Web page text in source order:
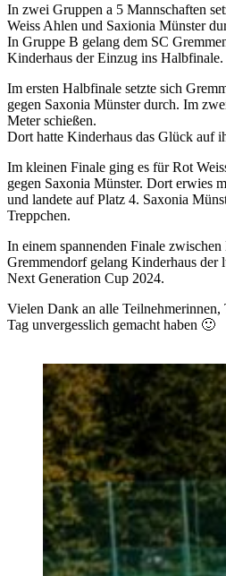
In zwei Gruppen a 5 Mannschaften
Weiss Ahlen und Saxionia Münster
In Gruppe B gelang dem SC
Kinderhaus der Einzug ins Halbfinale.
Im ersten Halbfinale setzte sich
gegen Saxonia Münster durch. Im
Meter schießen.
Dort hatte Kinderhaus das Glück auf
Im kleinen Finale ging es für Rot
gegen Saxonia Münster. Dort erwies
und landete auf Platz 4. Saxonia
Treppchen.
In einem spannenden Finale
Gremmendorf gelang Kinderhaus der
Next Generation Cup 2024.
Vielen Dank an alle Teilnehmerinnen,
Tag unvergesslich gemacht haben 🙂